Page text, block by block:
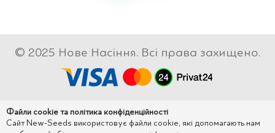
© 2025 Нове Насіння. Всі права захищено.
Файли cookie та політика конфіденційності
Сайт New-Seeds використовує файли cookie, які допомагають нам